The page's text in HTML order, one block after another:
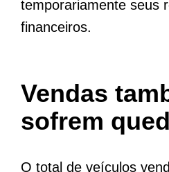
temporariamente seus
financeiros.
Vendas
sofrem
O total de veículos